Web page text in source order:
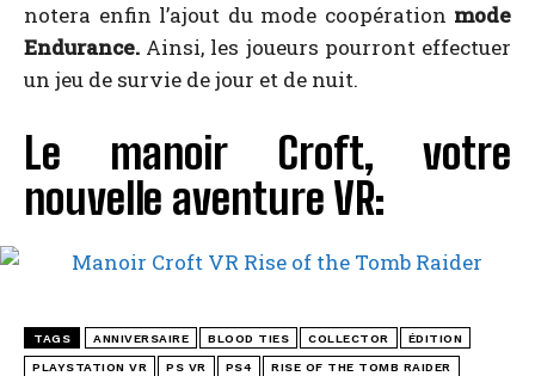
notera enfin l’ajout du mode coopération mode
Endurance. Ainsi, les joueurs pourront effectuer
un jeu de survie de jour et de nuit.
Le manoir Croft, votre
nouvelle aventure VR:
TAGS ANNIVERSAIRE BLOOD TIES COLLECTOR ÉDITION
PLAYSTATION VR PS VR PS4 RISE OF THE TOMB RAIDER